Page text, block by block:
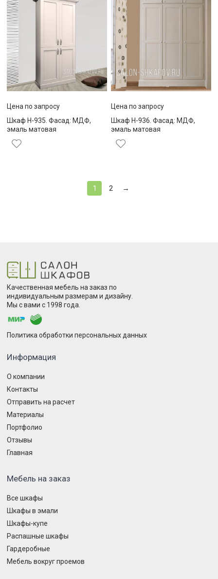
Цена по запросу
Шкаф Н-935. Фасад: МДФ,
эмаль матовая
Цена по запросу
Шкаф Н-936. Фасад: МДФ,
эмаль матовая
1 2 →
Качественная мебель на заказ по
индивидуальным размерам и дизайну.
Мы с вами с 1998 года.
Политика обработки персональных данных
Информация
О компании
Контакты
Отправить на расчет
Материалы
Портфолио
Отзывы
Главная
Мебель на заказ
Все шкафы
Шкафы в эмали
Шкафы-купе
Распашные шкафы
Гардеробные
Мебель вокруг проемов